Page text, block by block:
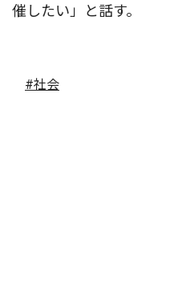
催したい」と話す。
#社会